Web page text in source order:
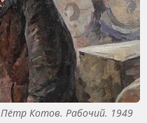
Пётр Котов. Рабочий. 1949